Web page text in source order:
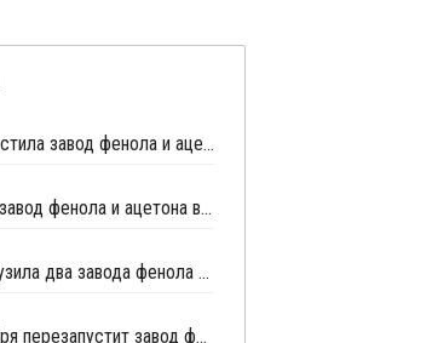
INEOS Phenol перезапустила завод фенола и ацетона в Алабаме после планового ремонта
INEOS Phenol закрыла завод фенола и ацетона в Алабаме на плановый ремонт
PTT Phenol в мае загрузила два завода фенола и ацетона в Таиланде на полную мощность
INEOS Phenol 10 декабря перезапустит завод фенола и ацетона в Германии после планового ремонта